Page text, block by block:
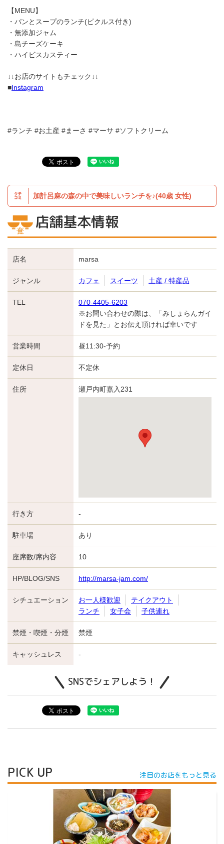
【MENU】
・パンとスープのランチ(ピクルス付き)
・無添加ジャム
・島チーズケーキ
・ハイビスカスティー
↓↓お店のサイトもチェック↓↓
■Instagram
#ランチ #お土産 #まーさ #マーサ #ソフトクリーム
加計呂麻の森の中で美味しいランチを♪(40歳 女性)
店舗基本情報
店名 marsa
ジャンル カフェ スイーツ 土産 / 特産品
TEL
070-4405-6203
※お問い合わせの際は、「みしょらんガイ
ドを見た」とお伝え頂ければ幸いです
営業時間 昼11:30-予約
定休日 不定休
住所 瀬戸内町嘉入231
行き方 -
駐車場 あり
座席数/席内容 10
HP/BLOG/SNS http://marsa-jam.com/
シチュエーション お一人様歓迎
テイクアウト
ランチ
女子会 子供連れ
禁煙・喫煙・分煙 禁煙
キャッシュレス -
SNSでシェアしよう！
PICK UP 注目のお店をもっと見る